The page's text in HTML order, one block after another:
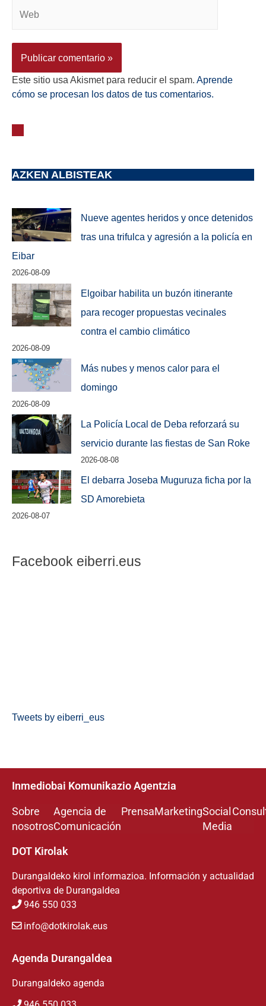
Este sitio usa Akismet para reducir el spam. Aprende
cómo se procesan los datos de tus comentarios.
AZKEN ALBISTEAK
Nueve agentes heridos y once detenidos
tras una trifulca y agresión a la policía en
Eibar
2026-08-09
Elgoibar habilita un buzón itinerante
para recoger propuestas vecinales
contra el cambio climático
2026-08-09
Más nubes y menos calor para el
domingo
2026-08-09
La Policía Local de Deba reforzará su
servicio durante las fiestas de San Roke
2026-08-08
El debarra Joseba Muguruza ficha por la
SD Amorebieta
2026-08-07
Facebook eiberri.eus
Tweets by eiberri_eus
Inmediobai Komunikazio Agentzia
Sobre
nosotros
Agencia de
Comunicación
PrensaMarketingSocial
Media
DOT Kirolak
Durangaldeko kirol informazioa. Información y actualidad
deportiva de Durangaldea
946 550 033
info@dotkirolak.eus
Agenda Durangaldea
Durangaldeko agenda